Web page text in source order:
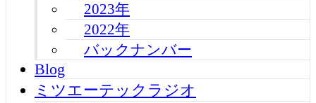
2023年
2022年
バックナンバー
Blog
ミツエーテックラジオ